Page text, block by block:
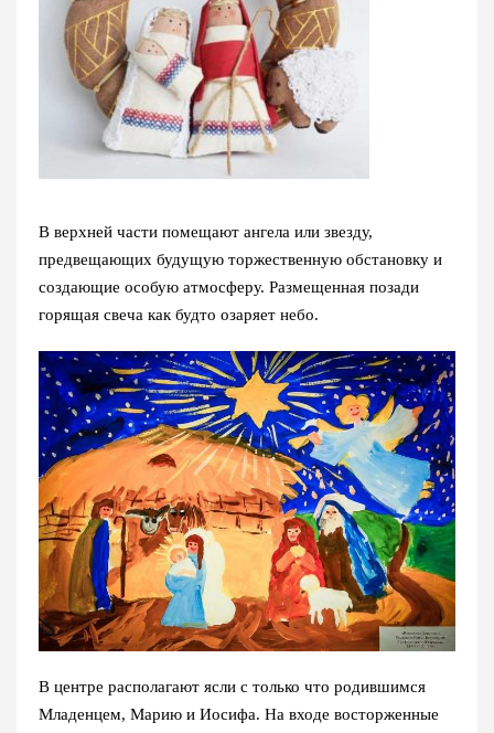
В верхней части помещают ангела или звезду,
предвещающих будущую торжественную обстановку и
создающие особую атмосферу. Размещенная позади
горящая свеча как будто озаряет небо.
В центре располагают ясли с только что родившимся
Младенцем, Марию и Иосифа. На входе восторженные